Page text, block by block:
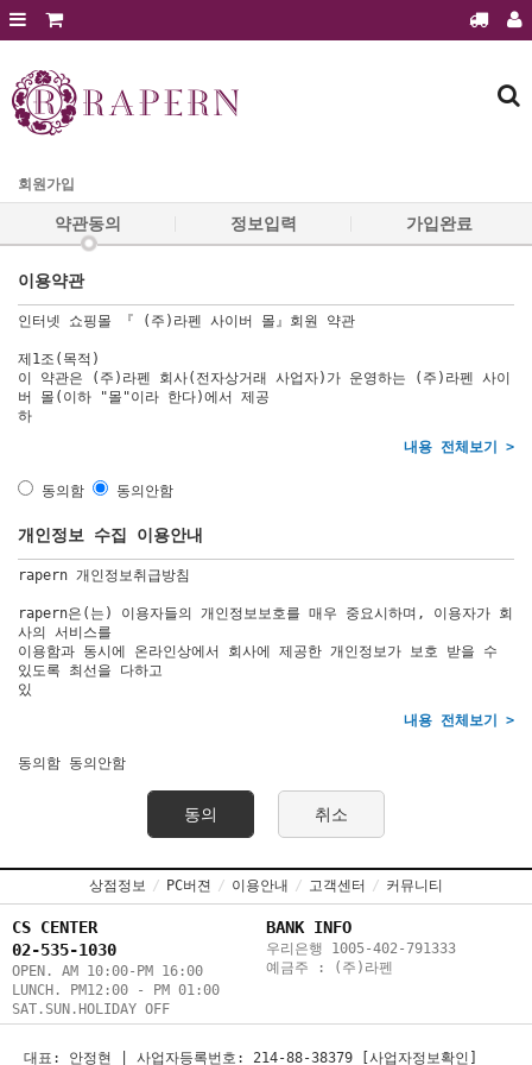
회원가입 로그인
라펜제품
에스테틱 전용샵
에스테틱샵 이달의 행사
제품후기
공지사항
보도자료
질문과 답변
라펜 전체 스킨맵
회원가입
약관동의 정보입력 가입완료
이용약관
인터넷 쇼핑몰 『 (주)라펜 사이버 몰』회원 약관
제1조(목적)
이 약관은 (주)라펜 회사(전자상거래 사업자)가 운영하는 (주)라펜 사이
버 몰(이하 "몰"이라 한다)에서 제공
하
내용 전체보기 >
동의함 동의안함
개인정보 수집 이용안내
rapern 개인정보취급방침
rapern은(는) 이용자들의 개인정보보호를 매우 중요시하며, 이용자가 회
사의 서비스를
이용함과 동시에 온라인상에서 회사에 제공한 개인정보가 보호 받을 수
있도록 최선을 다하고
있
내용 전체보기 >
동의함 동의안함
동의 취소
상점정보 / PC버젼 / 이용안내 / 고객센터 / 커뮤니티
CS CENTER
02-535-1030
OPEN. AM 10:00-PM 16:00
LUNCH. PM12:00 - PM 01:00
SAT.SUN.HOLIDAY OFF
BANK INFO
우리은행 1005-402-791333
예금주 : (주)라펜
대표: 안정현 | 사업자등록번호: 214-88-38379 [사업자정보확인]